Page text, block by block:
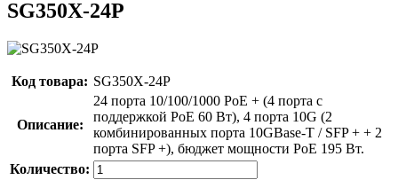
SG350X-24P
Код товара: SG350X-24P
Описание:
24 порта 10/100/1000 PoE + (4 порта с
поддержкой PoE 60 Вт), 4 порта 10G (2
комбинированных порта 10GBase-T / SFP + + 2
порта SFP +), бюджет мощности PoE 195 Вт.
Количество: